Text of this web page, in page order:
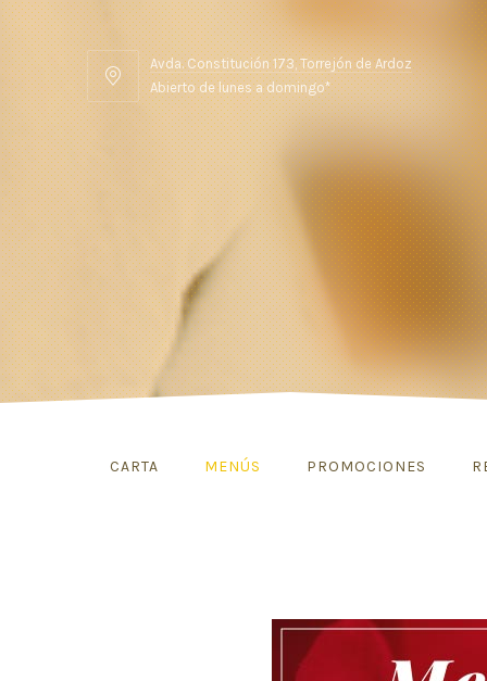
Avda. Constitución 173, Torrejón de Ardoz
Abierto de lunes a domingo*
CARTA MENÚS PROMOCIONES